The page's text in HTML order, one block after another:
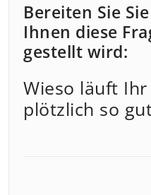
Bereiten Sie
Ihnen diese
gestellt wird:
Wieso läuft
plötzlich so